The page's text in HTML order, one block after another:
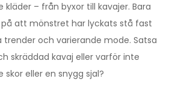
– från byxor till kavajer. Bara
att mönstret har lyckats stå fast
trender och varierande mode. Satsa
skräddad kavaj eller varför inte
eller en snygg sjal?